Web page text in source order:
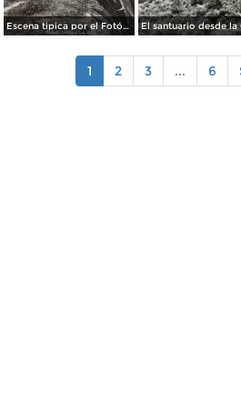
Escena tipica por el Fotógrafo Hugo Brehme.
1 2 3 ... 6